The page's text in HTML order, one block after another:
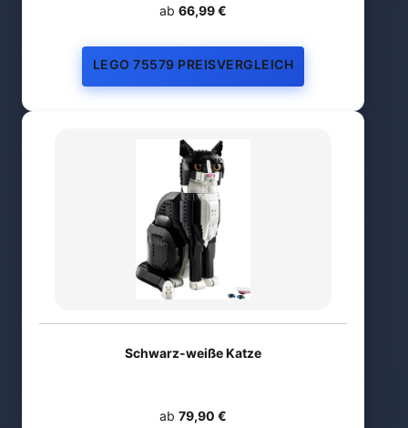
ab 66,99 €
LEGO 75579 PREISVERGLEICH
Schwarz-weiße Katze
ab 79,90 €